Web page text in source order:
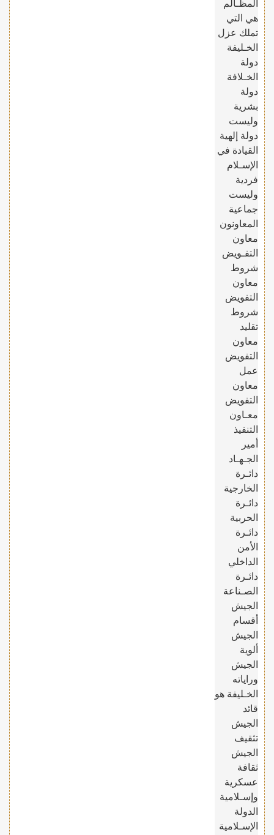
المظـالم
هي التي
تملك عزل
الخـليفة
دولة
الخـلافة
دولة
بشرية
وليست
دولة إلهية
القيادة في
الإسـلام
فردية
وليست
جماعية
المعاونون
معاون
التفـويض
شروط
معاون
التفويض
شروط
تقليد
معاون
التفويض
عمل
معاون
التفويض
معـاون
التنفيذ
أمير
الجـهـاد
دائـرة
الخارجية
دائـرة
الحربية
دائـرة
الأمن
الداخلي
دائـرة
الصـناعة
الجيش
أقسام
الجيش
ألوية
الجيش
وراياته
الخـليفة هو
قائد
الجيش
تثقيف
الجيش
ثقافة
عسكرية
وإسـلامية
الدولة
الإسـلامية